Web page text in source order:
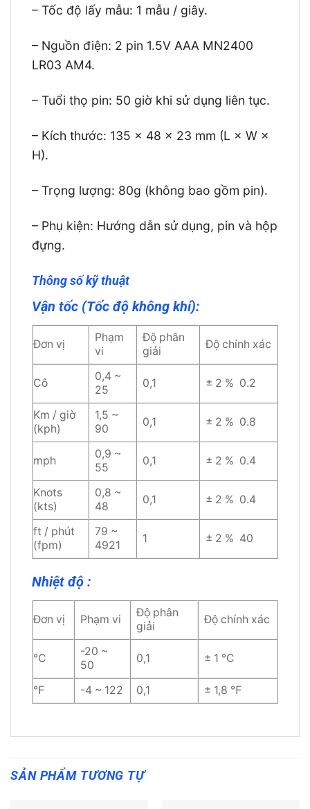
– Tốc độ lấy mẫu: 1 mẫu / giây.
– Nguồn điện: 2 pin 1.5V AAA MN2400
LR03 AM4.
– Tuổi thọ pin: 50 giờ khi sử dụng liên tục.
– Kích thước: 135 x 48 x 23 mm (L × W ×
H).
– Trọng lượng: 80g (không bao gồm pin).
– Phụ kiện: Hướng dẫn sử dụng, pin và hộp
đựng.
Thông số kỹ thuật
Vận tốc (Tốc độ không khí):
Đơn vị
Phạm
vi
Độ phân
giải
Độ chính xác
Cô
0,4 ~
25
0,1 ± 2 % 0.2
Km / giờ
(kph)
1,5 ~
90
0,1 ± 2 % 0.8
mph
0,9 ~
55
0,1 ± 2 % 0.4
Knots
(kts)
0,8 ~
48
0,1 ± 2 % 0.4
ft / phút
(fpm)
79 ~
4921
1 ± 2 % 40
Nhiệt độ :
Đơn vị Phạm vi
Độ phân
giải
Độ chính xác
℃
-20 ~
50
0,1 ± 1 ℃
℉ -4 ~ 122 0,1 ± 1,8 ℉
SẢN PHẨM TƯƠNG TỰ